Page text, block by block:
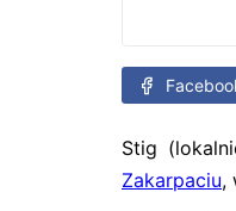
Stig
Zakarpaciu,